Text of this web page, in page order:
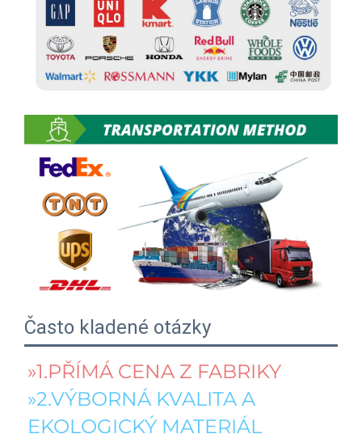
Často kladené otázky
»1.PŘÍMÁ CENA Z FABRIKY
»2.VÝBORNÁ KVALITA A
EKOLOGICKÝ MATERIÁL